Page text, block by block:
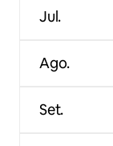
Jul.
Ago.
Set.